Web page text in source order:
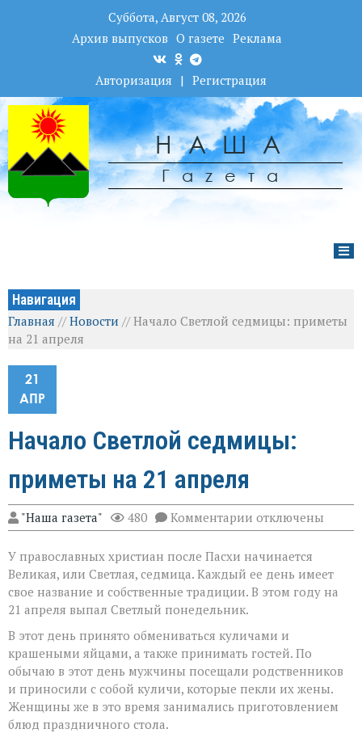
Суббота, Август 08, 2026
Архив выпусков О газете Реклама
Авторизация | Регистрация
НАША
Гаzета
Навигация
Главная //Новости //Начало Светлой седмицы: приметы
на 21 апреля
21
АПР
Начало Светлой седмицы:
приметы на 21 апреля
"Наша газета" 480 Комментарии к
записи
Светлой
седмицы:
приметы
на
отключены
У православных христиан после Пасхи начинается
Великая, или Светлая, седмица. Каждый ее день имеет
свое название и собственные традиции. В этом году на
21 апреля выпал Светлый понедельник.
В этот день принято обмениваться куличами и
крашеными яйцами, а также принимать гостей. По
обычаю в этот день мужчины посещали родственников
и приносили с собой куличи, которые пекли их жены.
Женщины же в это время занимались приготовлением
блюд праздничного стола.